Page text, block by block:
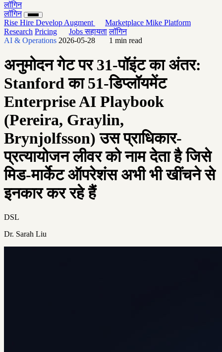
लॉगिन
लॉगिन
Rise Hire Develop Augment Marketplace Mike Platform
Research Pricing Jobsसहायता लॉगिन
AI & Operations 2026-05-28 1 min read
अनुमोदन गेट पर 31-पॉइंट का अंतर:
Stanford का 51-डिप्लॉयमेंट
Enterprise AI Playbook
(Pereira, Graylin,
Brynjolfsson) उस प्राधिकार-
प्रत्यायोजन लीवर को नाम देता है जिसे
मिड-मार्केट ऑपरेशंस अभी भी खींचने से
इनकार कर रहे हैं
DSL
Dr. Sarah Liu